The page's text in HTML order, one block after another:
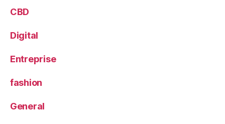
CBD
Digital
Entreprise
fashion
General